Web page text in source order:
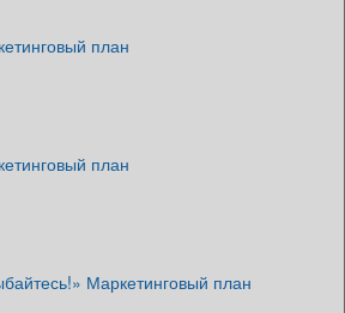
план
план
Маркетинговый план